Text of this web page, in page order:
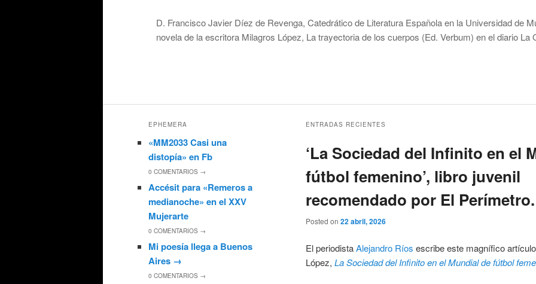
D. Francisco Javier Díez de Revenga, Catedrático de Literatura Española en la Universidad de
novela de la escritora Milagros López, La trayectoria de los cuerpos (Ed. Verbum) en el diario La
ENTRADAS RECIENTES
‘La Sociedad del Infinito en el
fútbol femenino’, libro juvenil
recomendado por El Perímetro.
Posted on 22 abril, 2026
El periodistaAlejandro Ríos escribe este magnífico
López, La Sociedad del Infinito en el Mundial de fútbol
EPHEMERA
«MM2033 Casi una
distopía» en Fb
0 COMENTARIOS →
Accésit para «Remeros a
medianoche» en el XXV
Mujerarte
0 COMENTARIOS →
Mi poesía llega a Buenos
Aires →
0 COMENTARIOS →